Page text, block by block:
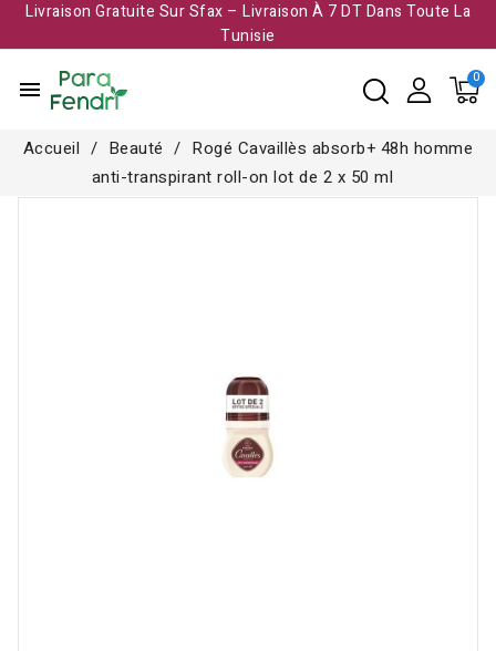
Livraison Gratuite Sur Sfax – Livraison À 7 DT Dans Toute La
Tunisie​
menu
Accueil Beauté
Rogé Cavaillès absorb+ 48h homme
anti-transpirant roll-on lot de 2 x 50 ml